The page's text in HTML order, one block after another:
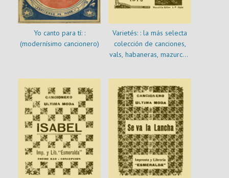
Yo canto para tí: :
(modernísimo cancionero)
Varietés: : la más selecta
colección de canciones,
vals, habaneras, mazurcas,
operetas que han
obtenido mayor éxito en
Chile